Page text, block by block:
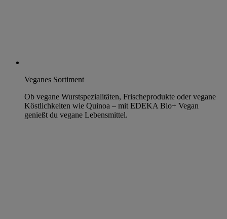
Veganes Sortiment
Ob vegane Wurstspezialitäten, Frischeprodukte oder vegane
Köstlichkeiten wie Quinoa – mit EDEKA Bio+ Vegan
genießt du vegane Lebensmittel.